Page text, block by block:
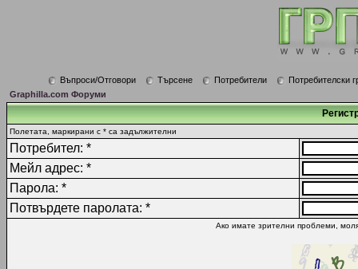
Въпроси/Отговори Търсене Потребители
Потребителски
Graphilla.com Форуми
Полетата, маркирани с * са задължителни
Потребител: *
Мейл адрес: *
Парола: *
Потвърдете паролата: *
Ако имате зрителни проблеми,